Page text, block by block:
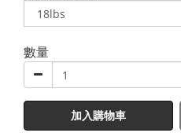
數量
加入購物車